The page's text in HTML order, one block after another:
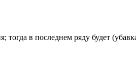
в последнем ряду будет